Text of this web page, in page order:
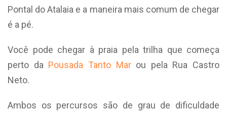
Pontal do Atalaia e a maneira mais comum de chegar
é a pé.
Você pode chegar à praia pela trilha que começa
perto da Pousada Tanto Marou pela Rua Castro
Neto.
Ambos os percursos são de grau de dificuldade